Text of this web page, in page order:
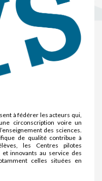
à fédérer les acteurs qui,
circonscription voire un
des sciences.
de qualité contribue à
les Centres pilotes
innovants au service des
celles situées en